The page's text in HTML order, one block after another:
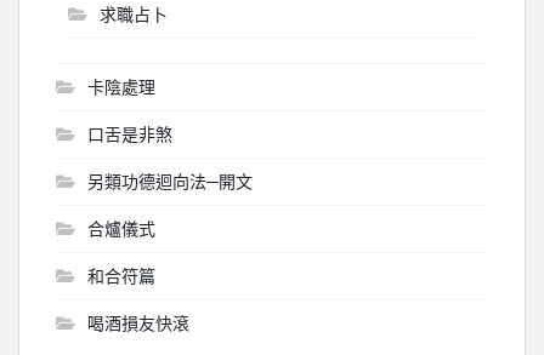
求職占卜
卡陰處理
口舌是非煞
另類功德迴向法─開文
合爐儀式
和合符篇
喝酒損友快滾